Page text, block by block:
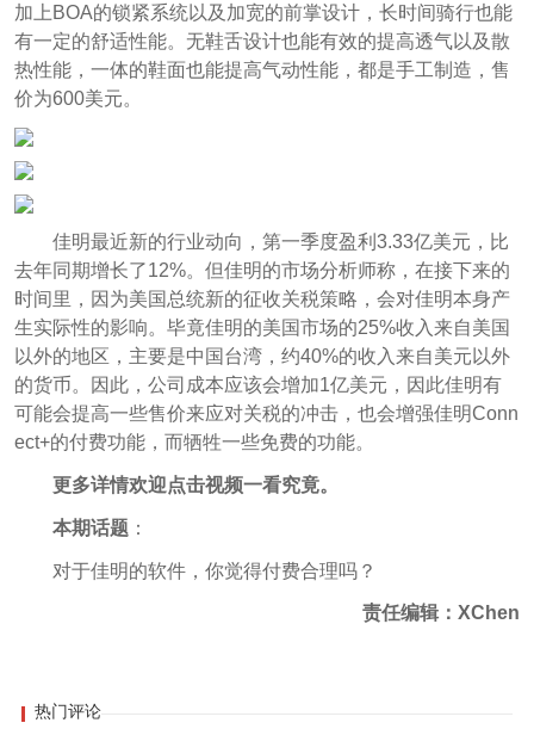
加上BOA的锁紧系统以及加宽的前掌设计，长时间骑行也能
有一定的舒适性能。无鞋舌设计也能有效的提高透气以及散
热性能，一体的鞋面也能提高气动性能，都是手工制造，售
价为600美元。
佳明最近新的行业动向，第一季度盈利3.33亿美元，比
去年同期增长了12%。但佳明的市场分析师称，在接下来的
时间里，因为美国总统新的征收关税策略，会对佳明本身产
生实际性的影响。毕竟佳明的美国市场的25%收入来自美国
以外的地区，主要是中国台湾，约40%的收入来自美元以外
的货币。因此，公司成本应该会增加1亿美元，因此佳明有
可能会提高一些售价来应对关税的冲击，也会增强佳明Conn
ect+的付费功能，而牺牲一些免费的功能。
更多详情欢迎点击视频一看究竟。
本期话题：
对于佳明的软件， 你觉得付费合理吗？
责任编辑：XChen
热门评论